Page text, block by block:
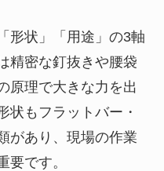
形状」「用途」の3軸
精密な釘抜きや腰袋
原理で大きな力を出
状もフラットバー・
があり、現場の作業
要です。